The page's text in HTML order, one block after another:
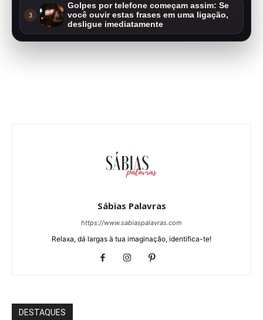
3
Golpes por telefone começam assim: Se
você ouvir estas frases em uma ligação,
desligue imediatamente
Sábias Palavras
https://www.sabiaspalavras.com
Relaxa, dá largas à tua imaginação, identifica-te!
DESTAQUES